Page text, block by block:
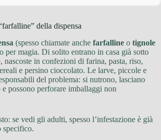
della dispensa
(spesso chiamate anche farfalline o tignole
per magia. Di solito entrano in casa già sotto
nascoste in confezioni di farina, pasta, riso,
e persino cioccolato. Le larve, piccole e
del problema: si nutrono, lasciano
possono perforare imballaggi non
se vedi gli adulti, spesso l’infestazione è già
specifico.